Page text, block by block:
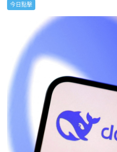
今日點擊